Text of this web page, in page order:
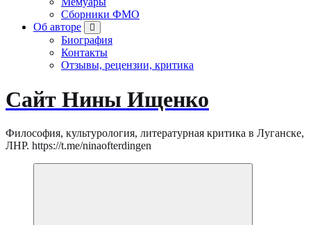
Сборники ФМО
Об авторе
Биография
Контакты
Отзывы, рецензии, критика
Сайт Нины Ищенко
Философия, культурология, литературная критика в Луганске,
ЛНР. https://t.me/ninaofterdingen